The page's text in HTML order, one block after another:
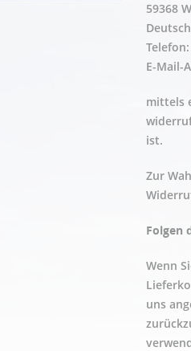
59368
E-Mail-
mittels
ist.
Zur
Folgen
Wenn
uns